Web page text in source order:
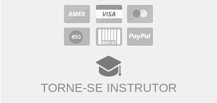
TORNE-SE INSTRUTOR